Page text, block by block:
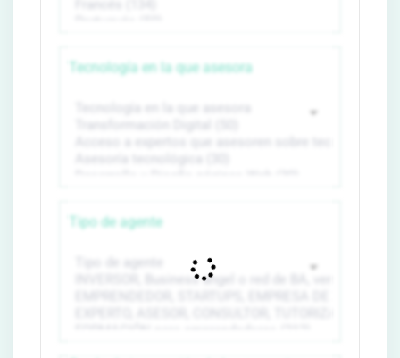
Tecnología en la que asesora
Tipo de agente